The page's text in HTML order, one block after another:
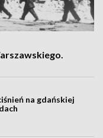
na gdańskiej